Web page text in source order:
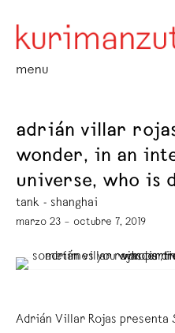
menu
adrián villar
wonder, in an
universe, who is
tank - shanghai
marzo 23 – octubre 7, 2019
Adrián Villar Rojas presenta